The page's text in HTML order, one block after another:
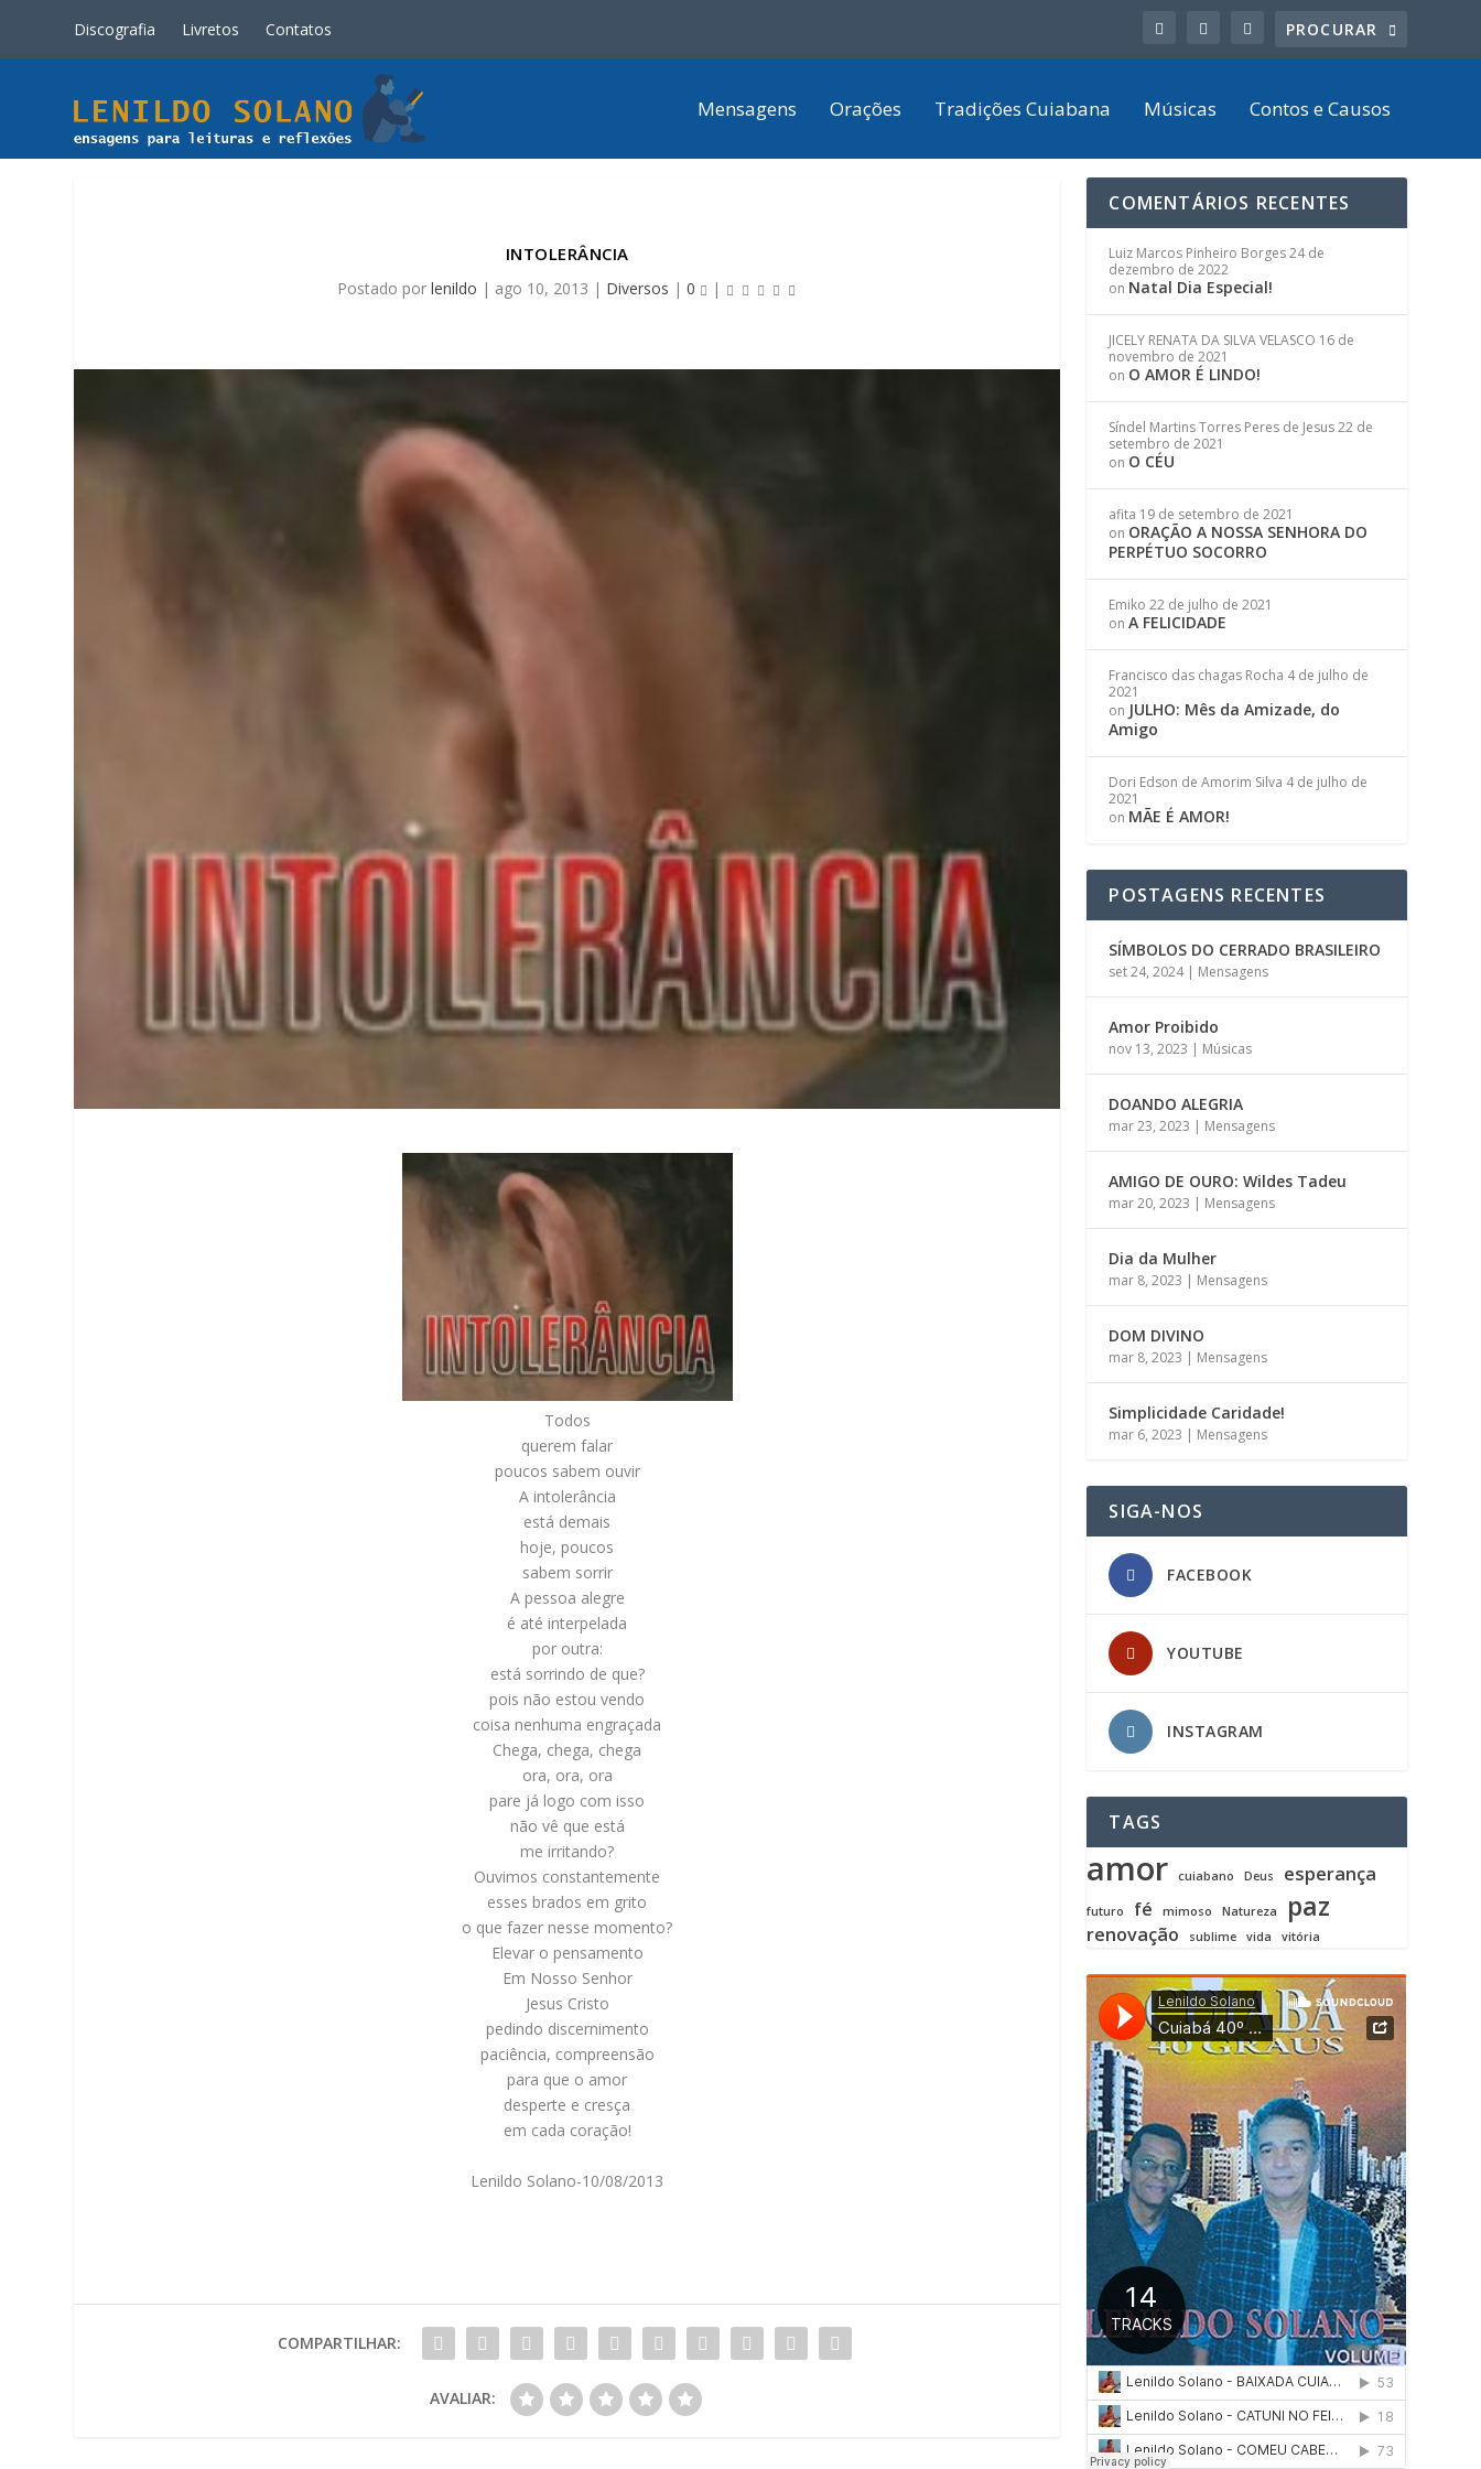
Discografia Livretos Contatos
Mensagens Orações Tradições Cuiabana Músicas Contos e Causos
INTOLERÂNCIA
Postado por lenildo | ago 10, 2013 | Diversos | 0 |
Todos
querem falar
poucos sabem ouvir
A intolerância
está demais
hoje, poucos
sabem sorrir
A pessoa alegre
é até interpelada
por outra:
está sorrindo de que?
pois não estou vendo
coisa nenhuma engraçada
Chega, chega, chega
ora, ora, ora
pare já logo com isso
não vê que está
me irritando?
Ouvimos constantemente
esses brados em grito
o que fazer nesse momento?
Elevar o pensamento
Em Nosso Senhor
Jesus Cristo
pedindo discernimento
paciência, compreensão
para que o amor
desperte e cresça
em cada coração!
Lenildo Solano-10/08/2013
COMPARTILHAR:
AVALIAR:
COMENTÁRIOS RECENTES
Luiz Marcos Pinheiro Borges24 de
dezembro de 2022
on Natal Dia Especial!
JICELY RENATA DA SILVA VELASCO 16 de
novembro de 2021
on O AMOR É LINDO!
Síndel Martins Torres Peres de Jesus22 de
setembro de 2021
on O CÉU
afita 19 de setembro de 2021
on ORAÇÃO A NOSSA SENHORA DO
PERPÉTUO SOCORRO
Emiko 22 de julho de 2021
onA FELICIDADE
Francisco das chagas Rocha 4 de julho de
2021
on JULHO: Mês da Amizade, do
Amigo
Dori Edson de Amorim Silva 4 de julho de
2021
on MÃE É AMOR!
POSTAGENS RECENTES
SÍMBOLOS DO CERRADO BRASILEIRO
set 24, 2024| Mensagens
Amor Proibido
nov 13, 2023 | Músicas
DOANDO ALEGRIA
mar 23, 2023 | Mensagens
AMIGO DE OURO: Wildes Tadeu
mar 20, 2023 | Mensagens
Dia da Mulher
mar 8, 2023 | Mensagens
DOM DIVINO
mar 8, 2023 | Mensagens
Simplicidade Caridade!
mar 6, 2023 | Mensagens
SIGA-NOS
FACEBOOK
YOUTUBE
INSTAGRAM
TAGS
amor cuiabano Deus esperança
futuro fé mimoso Natureza paz
renovação sublime vida vitória